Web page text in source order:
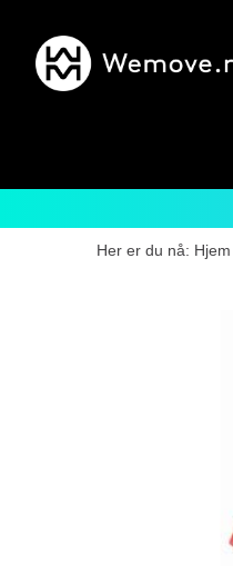
Her er du nå: Hjem